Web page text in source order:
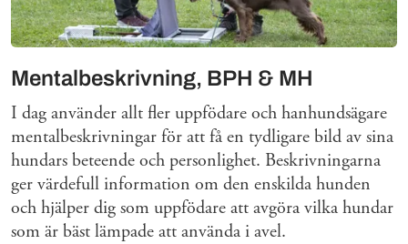
Mentalbeskrivning, BPH & MH
I dag använder allt fler uppfödare och hanhundsägare
mentalbeskrivningar för att få en tydligare bild av sina
hundars beteende och personlighet. Beskrivningarna
ger värdefull information om den enskilda hunden
och hjälper dig som uppfödare att avgöra vilka hundar
som är bäst lämpade att använda i avel.